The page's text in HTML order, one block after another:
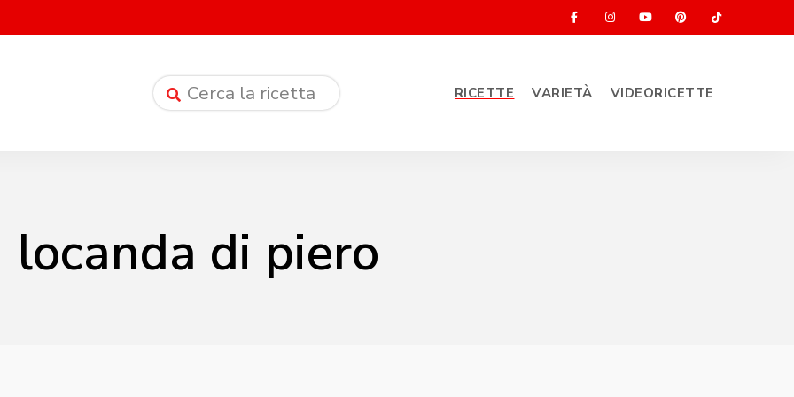
RICETTE VARIETÀ VIDEORICETTE
locanda di piero